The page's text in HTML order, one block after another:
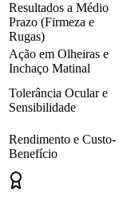
Resultados a Médio
Prazo (Firmeza e
Rugas)
Ação em Olheiras e
Inchaço Matinal
Tolerância Ocular e
Sensibilidade
Rendimento e Custo-
Benefício